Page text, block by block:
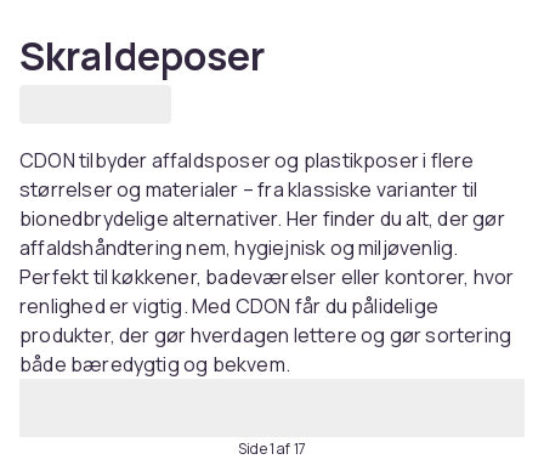
Skraldeposer
CDON tilbyder affaldsposer og plastikposer i flere
størrelser og materialer – fra klassiske varianter til
bionedbrydelige alternativer. Her finder du alt, der gør
affaldshåndtering nem, hygiejnisk og miljøvenlig.
Perfekt til køkkener, badeværelser eller kontorer, hvor
renlighed er vigtig. Med CDON får du pålidelige
produkter, der gør hverdagen lettere og gør sortering
både bæredygtig og bekvem.
Side 1 af 17